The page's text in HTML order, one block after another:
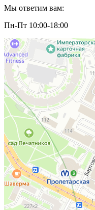
Мы ответим вам:
Пн-Пт 10:00-18:00